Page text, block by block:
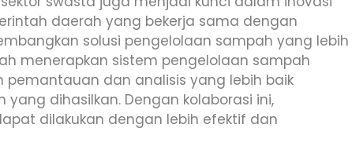
daerah yang bekerja sama dengan
solusi pengelolaan sampah yang lebih
menerapkan sistem pengelolaan sampah
dan analisis yang lebih baik
dihasilkan. Dengan kolaborasi ini,
dilakukan dengan lebih efektif dan